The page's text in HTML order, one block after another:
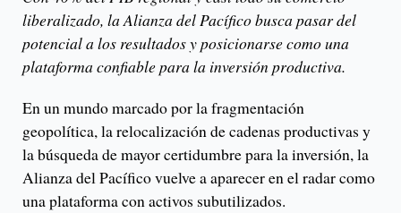
liberalizado, la Alianza del Pacífico busca pasar del
potencial a los resultados y posicionarse como una
plataforma confiable para la inversión productiva.
En un mundo marcado por la fragmentación
geopolítica, la relocalización de cadenas productivas y
la búsqueda de mayor certidumbre para la inversión, la
Alianza del Pacífico vuelve a aparecer en el radar como
una plataforma con activos subutilizados.